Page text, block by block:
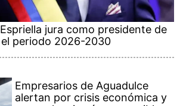
jura como presidente de
periodo 2026-2030
Empresarios de Aguadulce
alertan por crisis económica y